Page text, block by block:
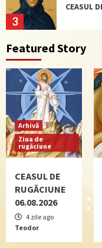
3
CEASUL
CEASUL
5
Actualitate
CEASUL
1
Arhivă
CEASUL
Featured Story
Arhivă
Ziua de
rugăciune
CEASUL DE
RUGĂCIUNE
06.08.2026
4 zile ago
Teodor